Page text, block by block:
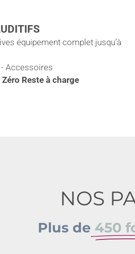
équipement complet jusqu’à
- Accessoires
Zéro Reste à charge
NOS
Plus de 450